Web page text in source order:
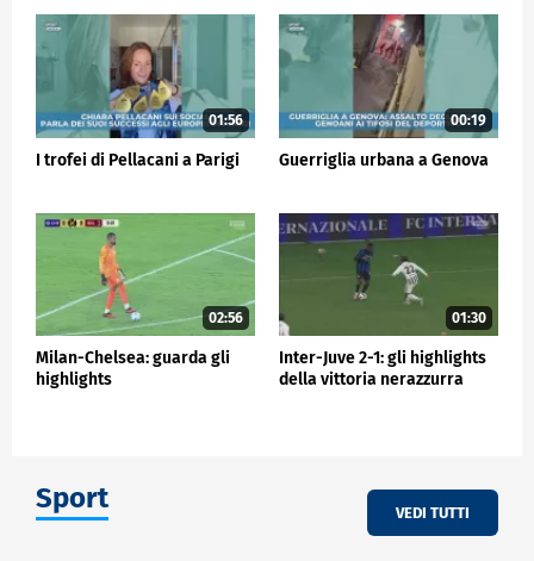
01:56
I trofei di Pellacani a Parigi
00:19
Guerriglia urbana a Genova
02:56
Milan-Chelsea: guarda gli
highlights
01:30
Inter-Juve 2-1: gli highlights
della vittoria nerazzurra
Sport VEDI TUTTI